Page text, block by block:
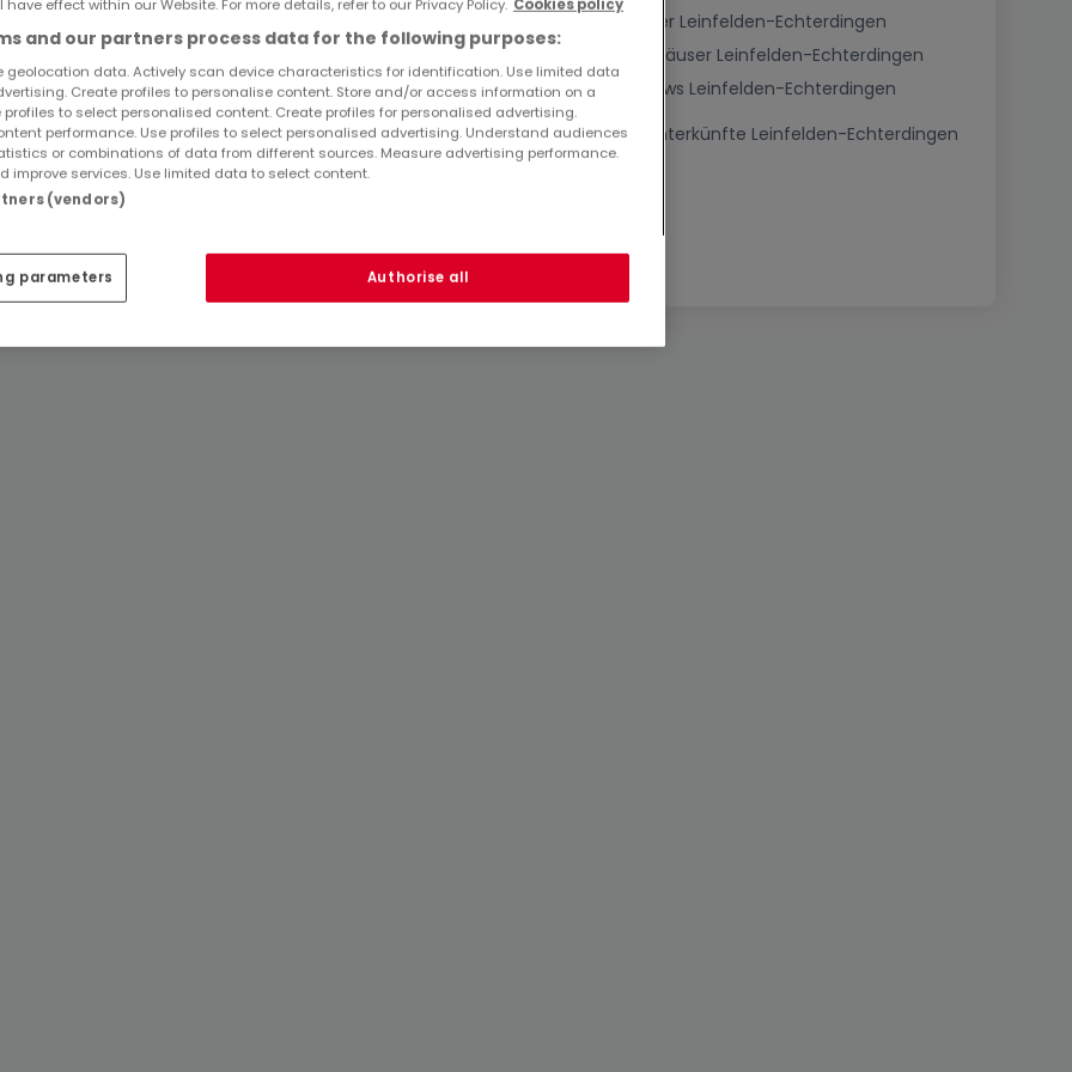
Kaufen Schlösser Leinfelden-Echterdingen
Kaufen Höfe Leinfelden-Echterdingen
Kaufen Bauernhäuser Leinfelden-Echterdingen
Kaufen Landhäuser Leinfelden-Echterdingen
Kaufen Bungalows Leinfelden-Echterdingen
Kaufen Ebenerdiges Häuser Leinfelden-
Echterdingen
Kaufen Ferienunterkünfte Leinfelden-Echterdingen
Top Suchaufträge
Immobilienanbieter in Leinfelden-Echterdingen
have effect within our Website. For more details, refer to our Privacy Policy. Cookies policy
and our partners process data for the following purposes:
geolocation data. Actively scan device characteristics for identification. Use limited data
Create profiles to personalise content. Store and/or access information on a
profiles to select personalised content. Create profiles for personalised advertising.
performance. Use profiles to select personalised advertising. Understand audiences
or combinations of data from different sources. Measure advertising performance.
improve services. Use limited data to select content.
(vendors)
parameters Authorise all